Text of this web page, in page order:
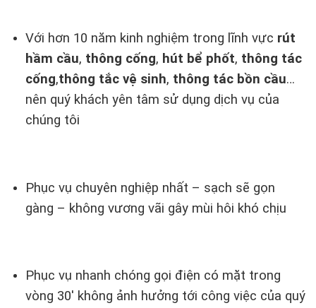
Với hơn 10 năm kinh nghiệm trong lĩnh vực rút
hầm cầu, thông cống, hút bể phốt, thông tác
cống,thông tắc vệ sinh, thông tác bồn cầu…
nên quý khách yên tâm sử dụng dịch vụ của
chúng tôi
Phục vụ chuyên nghiệp nhất – sạch sẽ gọn
gàng – không vương vãi gây mùi hôi khó chịu
Phục vụ nhanh chóng gọi điện có mặt trong
vòng 30′ không ảnh hưởng tới công việc của quý